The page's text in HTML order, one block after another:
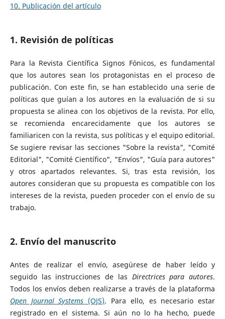
10. Publicación del artículo
1. Revisión de políticas
Para la Revista Científica Signos Fónicos, es fundamental
que los autores sean los protagonistas en el proceso de
publicación. Con este fin, se han establecido una serie de
políticas que guían a los autores en la evaluación de si su
propuesta se alinea con los objetivos de la revista. Por ello,
se recomienda encarecidamente que los autores se
familiaricen con la revista, sus políticas y el equipo editorial.
Se sugiere revisar las secciones "Sobre la revista", "Comité
Editorial", "Comité Científico", "Envíos", "Guía para autores"
y otros apartados relevantes. Si, tras esta revisión, los
autores consideran que su propuesta es compatible con los
intereses de la revista, pueden proceder con el envío de su
trabajo.
2. Envío del manuscrito
Antes de realizar el envío, asegúrese de haber leído y
seguido las instrucciones de las Directrices para autores.
Todos los envíos deben realizarse a través de la plataforma
Open Journal Systems (OJS). Para ello, es necesario estar
registrado en el sistema. Si aún no lo ha hecho, puede